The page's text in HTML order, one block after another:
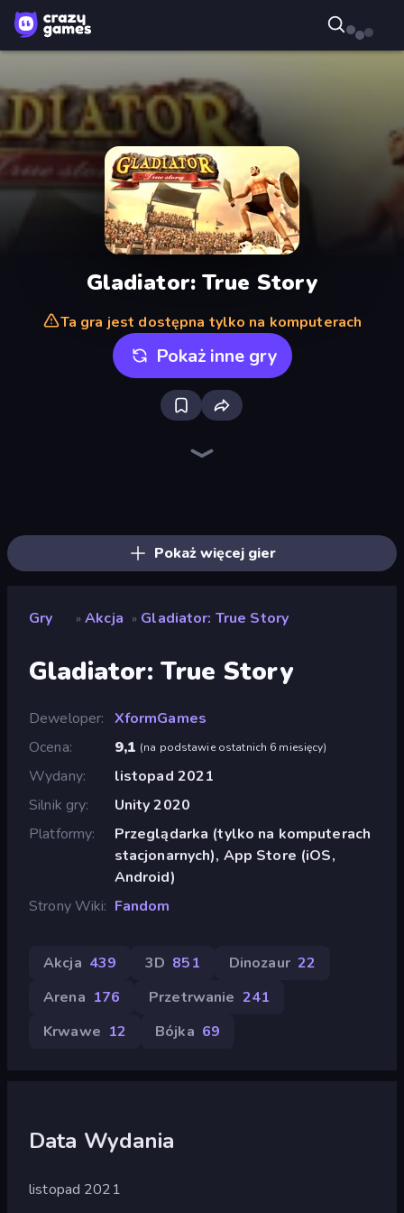
Gladiator: True Story
Ta gra jest dostępna tylko na komputerach
Pokaż inne gry
Pokaż więcej gier
Gry » Akcja » Gladiator: True Story
Gladiator: True Story
Deweloper
XformGames
Ocena
9,1 (na podstawie ostatnich 6 miesięcy)
Wydany
listopad 2021
Silnik gry
Unity 2020
Platformy
Przeglądarka (tylko na komputerach
stacjonarnych), App Store (iOS,
Android)
Strony Wiki
Fandom
Akcja 439 3D 851 Dinozaur 22
Arena 176 Przetrwanie 241
Krwawe 12 Bójka 69
Data Wydania
listopad 2021